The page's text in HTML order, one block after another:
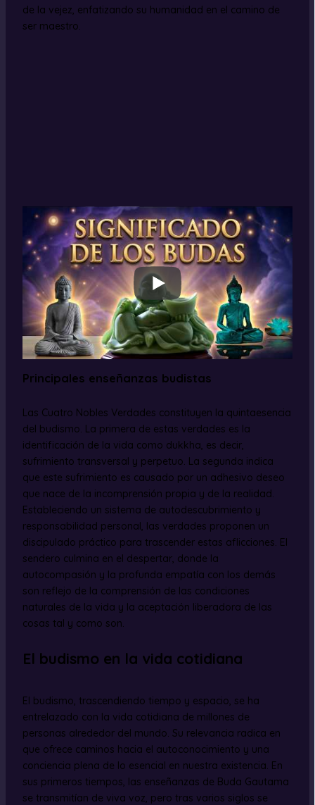
de la vejez, enfatizando su humanidad en el camino de
ser maestro.
Principales enseñanzas budistas
Las Cuatro Nobles Verdades constituyen la quintaesencia
del budismo. La primera de estas verdades es la
identificación de la vida como dukkha, es decir,
sufrimiento transversal y perpetuo. La segunda indica
que este sufrimiento es causado por un adhesivo deseo
que nace de la incomprensión propia y de la realidad.
Estableciendo un sistema de autodescubrimiento y
responsabilidad personal, las verdades proponen un
discipulado práctico para trascender estas aflicciones. El
sendero culmina en el despertar, donde la
autocompasión y la profunda empatía con los demás
son reflejo de la comprensión de las condiciones
naturales de la vida y la aceptación liberadora de las
cosas tal y como son.
El budismo en la vida cotidiana
El budismo, trascendiendo tiempo y espacio, se ha
entrelazado con la vida cotidiana de millones de
personas alrededor del mundo. Su relevancia radica en
que ofrece caminos hacia el autoconocimiento y una
conciencia plena de lo esencial en nuestra existencia. En
sus primeros tiempos, las enseñanzas de Buda Gautama
se transmitían de viva voz, pero tras varios siglos se